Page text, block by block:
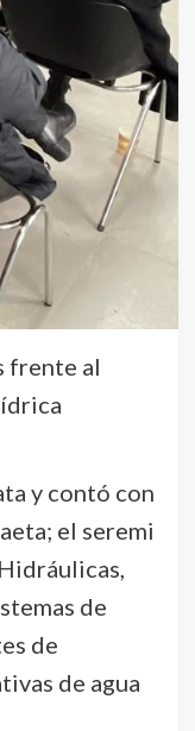
frente al
y contó con
el seremi
de
de
de agua